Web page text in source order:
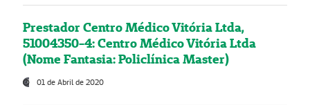
Prestador Centro Médico Vitória Ltda,
51004350-4: Centro Médico Vitória Ltda
(Nome Fantasia: Policlínica Master)
01 de Abril de 2020